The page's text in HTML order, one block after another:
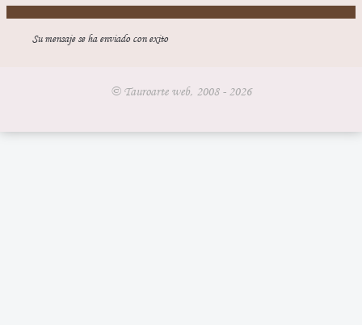
Su mensaje se ha enviado con exito
© Tauroarte web, 2008 - 2026